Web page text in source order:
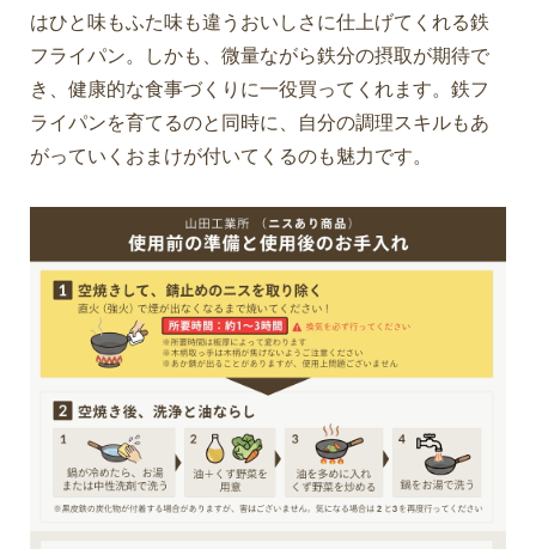
はひと味もふた味も違うおいしさに仕上げてくれる鉄
フライパン。しかも、微量ながら鉄分の摂取が期待で
き、健康的な食事づくりに一役買ってくれます。鉄フ
ライパンを育てるのと同時に、自分の調理スキルもあ
がっていくおまけが付いてくるのも魅力です。